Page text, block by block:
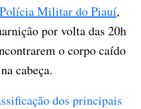
Polícia Militar do Piauí,
por volta das 20h
o corpo caído
cabeça.
dos principais